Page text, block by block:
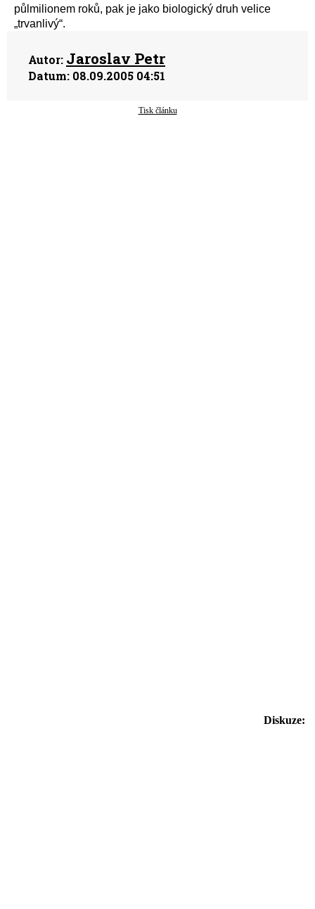
půlmilionem roků, pak je jako biologický druh velice
„trvanlivý“.
Autor: Jaroslav Petr
Datum: 08.09.2005 04:51
Tisk článku
Diskuze: